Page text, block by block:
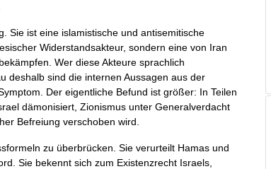
Sie ist eine islamistische und antisemitische
Widerstandsakteur, sondern eine von Iran
Wer diese Akteure sprachlich
deshalb sind die internen Aussagen aus der
Der eigentliche Befund ist größer: In Teilen
dämonisiert, Zionismus unter Generalverdacht
Befreiung verschoben wird.
zu überbrücken. Sie verurteilt Hamas und
Sie bekennt sich zum Existenzrecht Israels,